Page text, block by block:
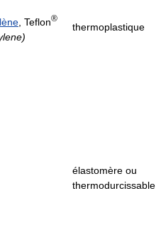
, Teflon®
thermoplastique
élastomère ou
thermodurcissable